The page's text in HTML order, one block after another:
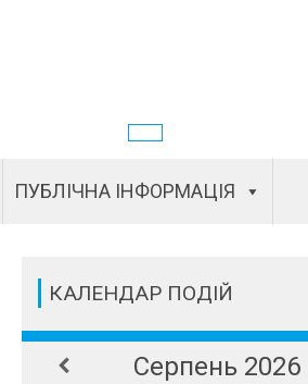
ПУБЛІЧНА ІНФОРМАЦІЯ
КАЛЕНДАР ПОДІЙ
Серпень 2026